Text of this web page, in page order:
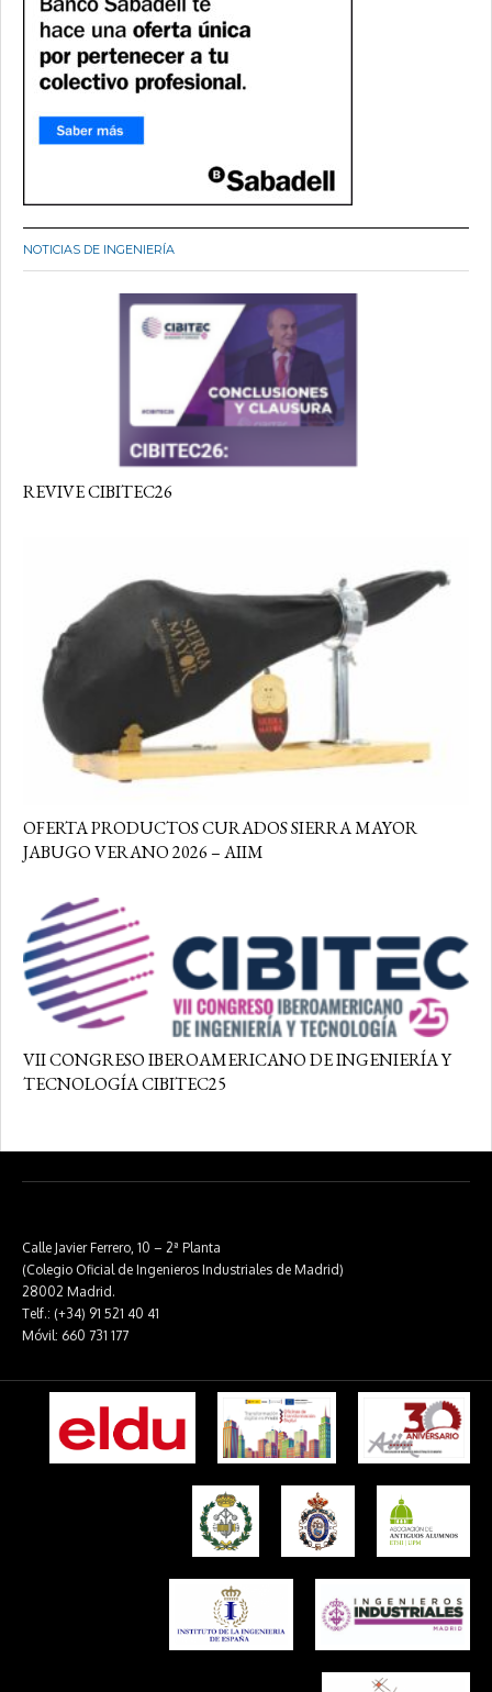
NOTICIAS DE INGENIERÍA
REVIVE CIBITEC26
OFERTA PRODUCTOS CURADOS SIERRA MAYOR
JABUGO VERANO 2026 – AIIM
VII CONGRESO IBEROAMERICANO DE INGENIERÍA Y
TECNOLOGÍA CIBITEC25
Calle Javier Ferrero, 10 – 2ª Planta
(Colegio Oficial de Ingenieros Industriales de Madrid)
28002 Madrid.
Telf.: (+34) 91 521 40 41
Móvil: 660 731 177